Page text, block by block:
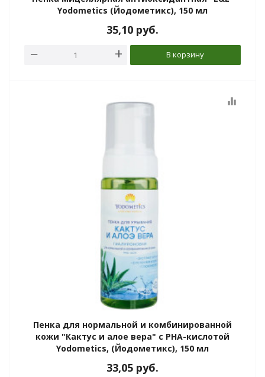
Yodometics (Йодометикс), 150 мл
35,10 руб.
В корзину
equalizer
Пенка для нормальной и комбинированной
кожи "Кактус и алое вера" с РНА-кислотой
Yodometics, (Йодометикс), 150 мл
33,05 руб.